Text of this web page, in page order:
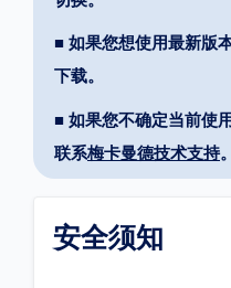
■ 如果您想使用最新版
下载。
■ 如果您不确定当前使
联系梅卡曼德技术支持。
安全须知